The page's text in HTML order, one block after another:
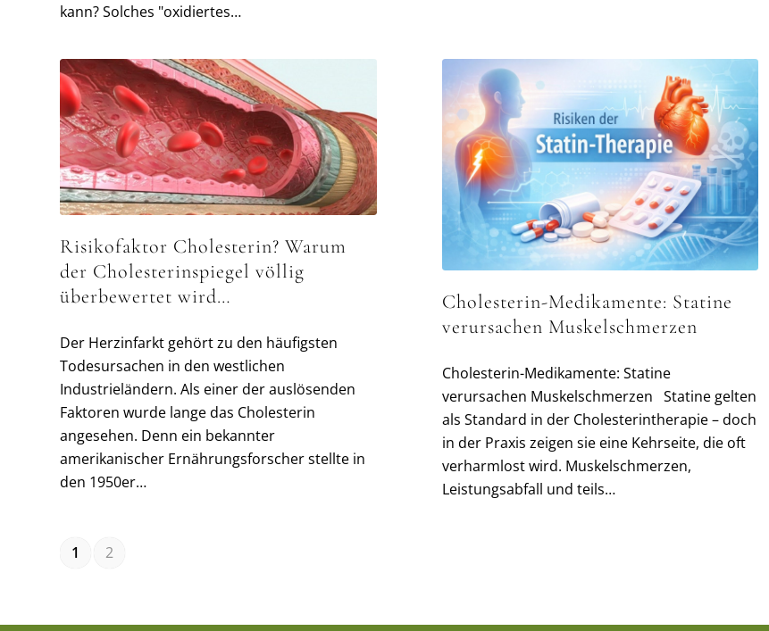
kann? Solches "oxidiertes…
Risikofaktor Cholesterin? Warum
der Cholesterinspiegel völlig
überbewertet wird…
Der Herzinfarkt gehört zu den häufigsten
Todesursachen in den westlichen
Industrieländern. Als einer der auslösenden
Faktoren wurde lange das Cholesterin
angesehen. Denn ein bekannter
amerikanischer Ernährungsforscher stellte in
den 1950er…
Cholesterin-Medikamente: Statine
verursachen Muskelschmerzen
Cholesterin-Medikamente: Statine
verursachen Muskelschmerzen Statine gelten
als Standard in der Cholesterintherapie – doch
in der Praxis zeigen sie eine Kehrseite, die oft
verharmlost wird. Muskelschmerzen,
Leistungsabfall und teils…
1 2